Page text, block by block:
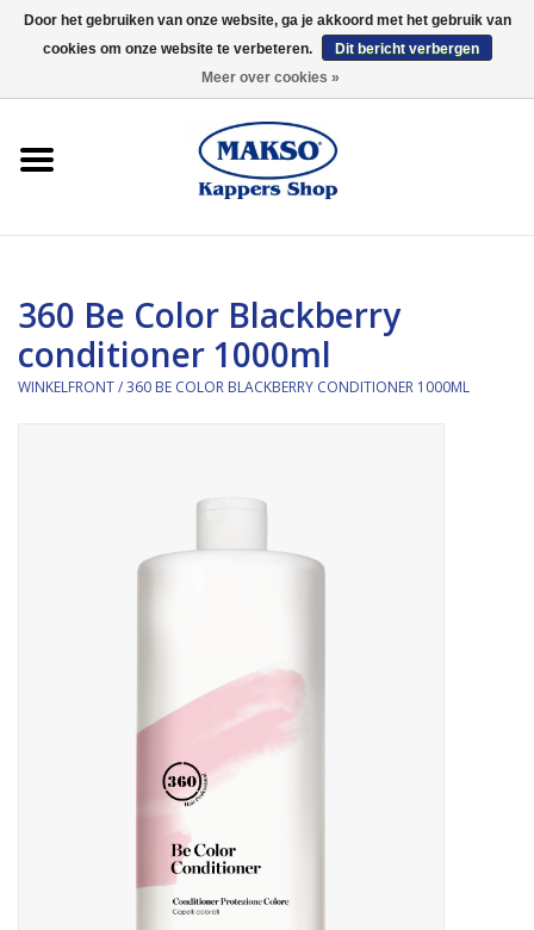
0 Artikelen - €0,00
Kaaral
360
360 Be Color Blackberry
conditioner 1000ml
WINKELFRONT/360 BE COLOR BLACKBERRY CONDITIONER 1000ML
Door het gebruiken van onze website, ga je akkoord met het gebruik van
cookies om onze website te verbeteren.
Dit bericht verbergen
Meer over cookies »